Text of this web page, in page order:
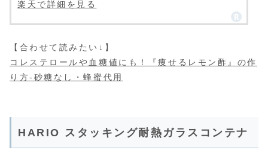
楽天で詳細を見る
【合わせて読みたい↓】
コレステロールや血糖値にも！『痩せるレモン酢』の作
り方-砂糖なし・蜂蜜代用
HARIO スタッキング耐熱ガラスコンテナ